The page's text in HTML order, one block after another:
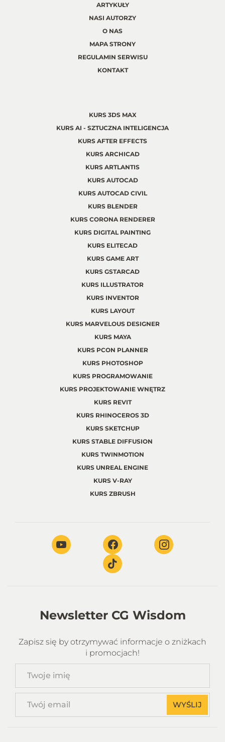
ARTYKUŁY
NASI AUTORZY
O NAS
MAPA STRONY
REGULAMIN SERWISU
KONTAKT
KURS 3DS MAX
KURS AI - SZTUCZNA INTELIGENCJA
KURS AFTER EFFECTS
KURS ARCHICAD
KURS ARTLANTIS
KURS AUTOCAD
KURS AUTOCAD CIVIL
KURS BLENDER
KURS CORONA RENDERER
KURS DIGITAL PAINTING
KURS ELITECAD
KURS GAME ART
KURS GSTARCAD
KURS ILLUSTRATOR
KURS INVENTOR
KURS LAYOUT
KURS MARVELOUS DESIGNER
KURS MAYA
KURS PCON PLANNER
KURS PHOTOSHOP
KURS PROGRAMOWANIE
KURS PROJEKTOWANIE WNĘTRZ
KURS REVIT
KURS RHINOCEROS 3D
KURS SKETCHUP
KURS STABLE DIFFUSION
KURS TWINMOTION
KURS UNREAL ENGINE
KURS V-RAY
KURS ZBRUSH
Newsletter CG Wisdom
Zapisz się by otrzymywać informacje o zniżkach
i promocjach!
Twoje
imię
Twój
email
WYŚLIJ